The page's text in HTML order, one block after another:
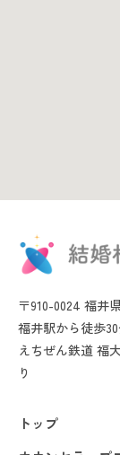
〒910-0024 福井
福井駅から徒歩
えちぜん鉄道 福
り
トップ